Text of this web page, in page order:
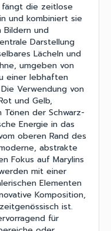
fängt die zeitlose
und kombiniert sie
Bildern und
Darstellung
Lächeln und
umgeben von
einer lebhaften
Verwendung von
und Gelb,
der Schwarz-
Energie in das
oberen Rand des
abstrakte
Fokus auf Marylins
mit einer
Elementen
Komposition,
ist.
für